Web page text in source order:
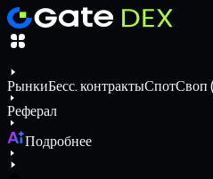
РынкиБесс. контрактыСпотСвоп
Реферал
Подробнее